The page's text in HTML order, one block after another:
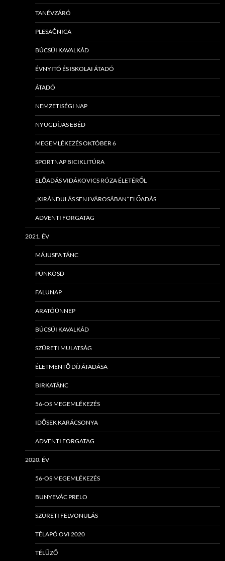
TANÉVZÁRÓ
PLESAČNICA
BÚCSÚI KAVALKÁD
ÉVNYITÓ ÉS ISKOLAI ÁTADÓ
ÁTADÓ
NEMZETISÉGI NAP
NYUGDÍJAS EBÉD
MEGEMLÉKEZÉS OKTÓBER 6
SPORTNAP BICIKLITÚRA
ELŐADÁS VIDÁKOVICS RÓZA ÉLETÉRŐL
„KIRÁNDULÁS SENJ VÁROSÁBAN” ELŐADÁS
ADVENTI FORGATAG
2021. ÉV
MÁJUSFA TÁNC
PÜNKÖSD
FALUNAP
ARATÓÜNNEP
BÚCSÚI KAVALKÁD
SZÜRETI MULATSÁG
ÉLETMENTŐ DÍJ ÁTADÁSA
BIRKATÁNC
56-OS MEGEMLÉKEZÉS
IDŐSEK KARÁCSONYA
ADVENTI FORGATAG
2020. ÉV
56-OS MEGEMLÉKEZÉS
BUNYEVÁC PRELO
SZÜRETI FELVONULÁS
TÉLAPÓ OVI 2020
TÉLŰZŐ